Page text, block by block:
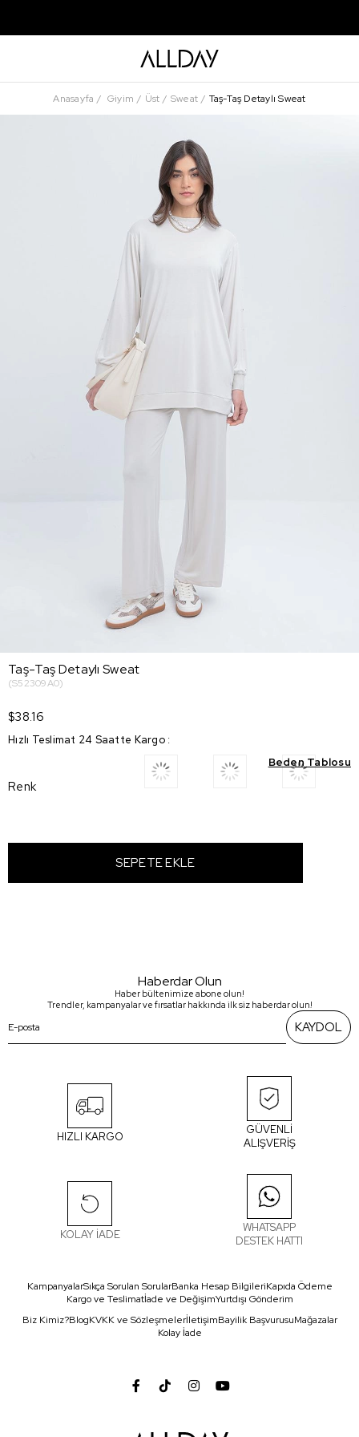
Anasayfa Giyim Üst Sweat Taş-Taş Detaylı Sweat
Taş-Taş Detaylı Sweat
(S52309A0)
$38.16
Hızlı Teslimat 24 Saatte Kargo :
Beden Tablosu
Renk
Haberdar Olun
Haber bültenimize abone olun!
Trendler, kampanyalar ve fırsatlar hakkında ilk siz haberdar olun!
KAYDOL
HIZLI KARGO
GÜVENLİ
ALIŞVERİŞ
KOLAY İADE
WHATSAPP
DESTEK HATTI
KampanyalarSıkça Sorulan SorularBanka Hesap BilgileriKapıda Ödeme
Kargo ve Teslimatİade ve DeğişimYurtdışı Gönderim
Biz Kimiz?BlogKVKK ve SözleşmelerİletişimBayilik BaşvurusuMağazalar
Kolay İade